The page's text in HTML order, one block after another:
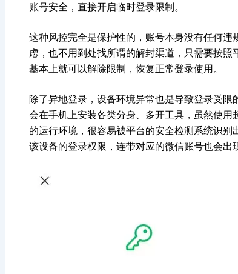
账号安全，直接开启临时登录限制。
这种风控完全是保护性的，账号本身没有任何
虑，也不用到处找所谓的解封渠道，只需要按照
基本上就可以解除限制，恢复正常登录使用。
除了异地登录，设备环境异常也是导致登录受限
会在手机上安装各类分身、多开工具，虽然使
的运行环境，很容易被平台的安全检测系统识
该设备的登录权限，连带对应的微信账号也会出